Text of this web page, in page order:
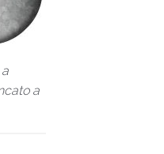
a